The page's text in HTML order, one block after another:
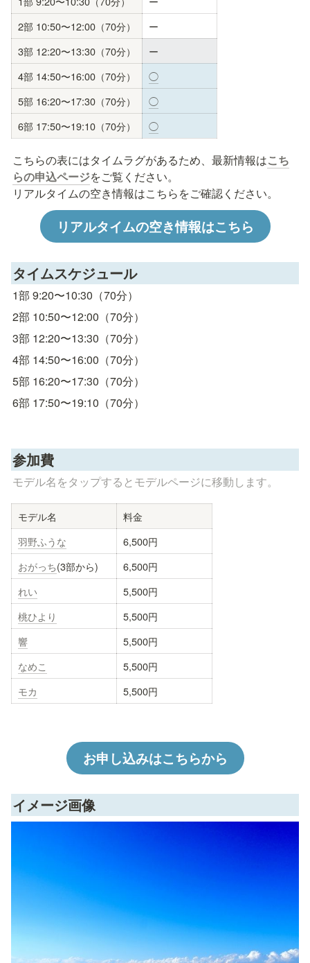
2部 10:50〜12:00（70分）
ー
3部 12:20〜13:30（70分）
ー
4部 14:50〜16:00（70分）
◯
5部 16:20〜17:30（70分）
◯
6部 17:50〜19:10（70分）
◯
こちらの表にはタイムラグがあるため、最新情報はこち
らの申込ページをご覧ください。
リアルタイムの空き情報はこちらをご確認ください。
リアルタイムの空き情報はこちら
タイムスケジュール
1部 9:20〜10:30（70分）
2部 10:50〜12:00（70分）
3部 12:20〜13:30（70分）
4部 14:50〜16:00（70分）
5部 16:20〜17:30（70分）
6部 17:50〜19:10（70分）
参加費
モデル名をタップするとモデルページに移動します。
モデル名
料金
羽野ふうな
6,500円
おがっち(3部から)
6,500円
れい
5,500円
桃ひより
5,500円
響
5,500円
なめこ
5,500円
モカ
5,500円
お申し込みはこちらから
イメージ画像